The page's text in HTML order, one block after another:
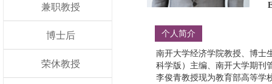
兼职教授
博士后
荣休教授
个人简介